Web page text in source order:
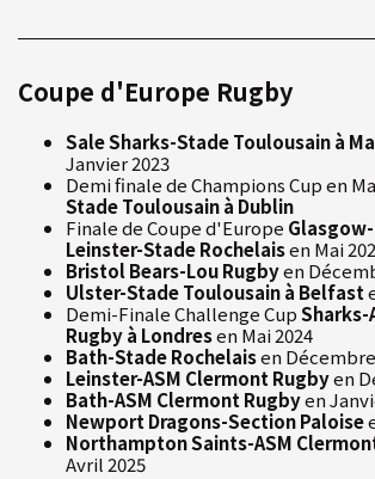
Coupe d'Europe Rugby
Sale Sharks-Stade Toulousain à
Janvier 2023
Demi finale de Champions Cup en
Stade Toulousain à Dublin
Finale de Coupe d'Europe
Leinster-Stade Rochelaisen Mai
Bristol Bears-Lou Rugbyen
Ulster-Stade Toulousain à Belfast
Demi-Finale Challenge CupSharks-
Rugby à Londresen Mai 2024
Bath-Stade Rochelaisen
Leinster-ASM Clermont Rugbyen
Bath-ASM Clermont Rugbyen
Newport Dragons-Section Paloise
Northampton Saints-ASM
Avril 2025